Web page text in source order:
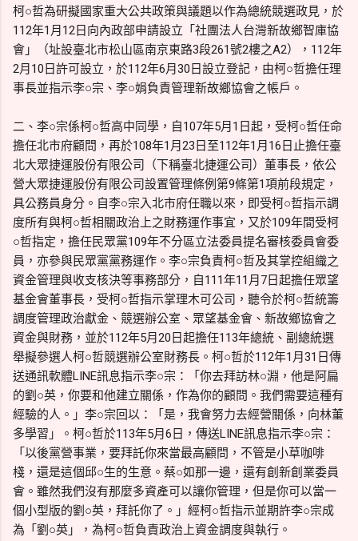
柯○哲為研擬國家重大公共政策與議題以作為總統競選政見，於
112年1月12日向內政部申請設立「社團法人台灣新故鄉智庫協
會」（址設臺北市松山區南京東路3段261號2樓之A2），112年
2月10日許可設立，於112年6月30日設立登記，由柯○哲擔任理
事長並指示李○宗、李○娟負責管理新故鄉協會之帳戶。
二、李○宗係柯○哲高中同學，自107年5月1日起，受柯○哲任命
擔任北市府顧問，再於108年1月23日至112年1月16日止擔任臺
北大眾捷運股份有限公司（下稱臺北捷運公司）董事長，依公
營大眾捷運股份有限公司設置管理條例第9條第1項前段規定，
具公務員身分。自李○宗入北市府任職以來，即受柯○哲指示調
度所有與柯○哲相關政治上之財務運作事宜，又於109年間受柯
○哲指定，擔任民眾黨109年不分區立法委員提名審核委員會委
員，亦參與民眾黨黨務運作。李○宗負責柯○哲及其掌控組織之
資金管理與收支核決等事務部分，自111年11月7日起擔任眾望
基金會董事長，受柯○哲指示掌理木可公司，聽令於柯○哲統籌
調度管理政治獻金、競選辦公室、眾望基金會、新故鄉協會之
資金與財務，並於112年5月20日起擔任113年總統、副總統選
舉擬參選人柯○哲競選辦公室財務長。柯○哲於112年1月31日傳
送通訊軟體LINE訊息指示李○宗：「你去拜訪林○淵，他是阿扁
的劉○英，你要和他建立關係，作為你的顧問。我們需要這種有
經驗的人。」李○宗回以：「是，我會努力去經營關係，向林董
多學習」。柯○哲於113年5月6日，傳送LINE訊息指示李○宗：
「以後黨營事業，要拜託你來當最高顧問，不管是小草咖啡
棧，還是這個邱○生的生意。蔡○如那一邊，還有創新創業委員
會。雖然我們沒有那麼多資產可以讓你管理，但是你可以當一
個小型版的劉○英，拜託你了。」經柯○哲指示並期許李○宗成
為「劉○英」，為柯○哲負責政治上資金調度與執行。